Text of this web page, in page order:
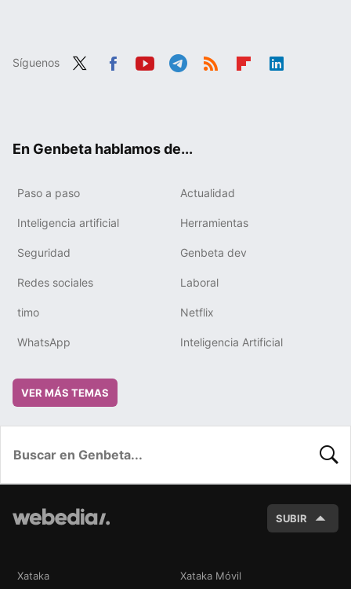
Síguenos
En Genbeta hablamos de...
Paso a paso Actualidad
Inteligencia artificial Herramientas
Seguridad Genbeta dev
Redes sociales Laboral
timo Netflix
WhatsApp Inteligencia Artificial
VER MÁS TEMAS
SUBIR
Xataka Xataka Móvil